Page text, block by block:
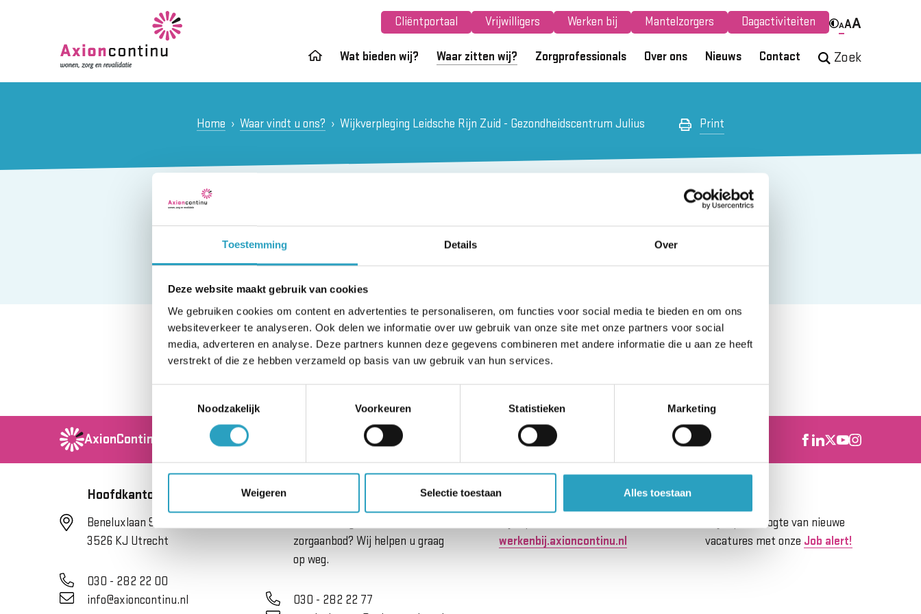
Toestemming Details Over
Deze website maakt gebruik van cookies
We gebruiken cookies om content en advertenties te personaliseren, om functies voor social media te bieden en om ons
websiteverkeer te analyseren. Ook delen we informatie over uw gebruik van onze site met onze partners voor social
media, adverteren en analyse. Deze partners kunnen deze gegevens combineren met andere informatie die u aan ze heeft
verstrekt of die ze hebben verzameld op basis van uw gebruik van hun services.
Noodzakelijk
Voorkeuren Statistieken Marketing
Weigeren Selectie toestaan Alles toestaan
Cliëntportaal Vrijwilligers Werken bij Mantelzorgers Dagactiviteiten AAA
Wat bieden wij? Waar zitten wij? Zorgprofessionals Over ons Nieuws Contact Zoek
Home Waar vindt u ons? Wijkverpleging Leidsche Rijn Zuid - Gezondheidscentrum Julius Print
Wijkverpleging Leidsche Rijn Zuid -
Gezondheidscentrum Julius
AxionContinu. Optimisten in de Zorg
Hoofdkantoor
Beneluxlaan 922
3526 KJ Utrecht
030 - 282 22 00
info@axioncontinu.nl
zorgaanbod? Wij helpen u graag
op weg.
030 - 282 22 77
Werken bij AxionContinu?
werkenbij.axioncontinu.nl
Blijf op de hoogte van nieuwe
vacatures met onze Job alert!